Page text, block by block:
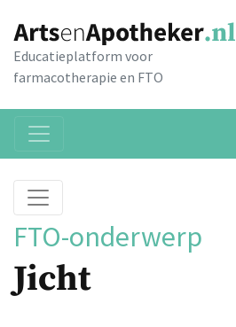
Educatieplatform voor
farmacotherapie en FTO
FTO-onderwerp
Jicht